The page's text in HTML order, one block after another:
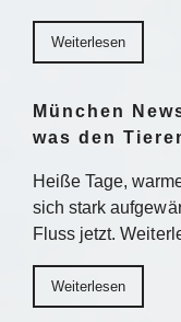
Weiterlesen
München
was den
Heiße Tage,
sich stark
Fluss jetzt.
Weiterlesen